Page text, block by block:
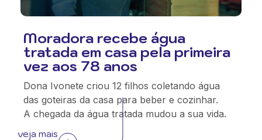
Moradora recebe água
tratada em casa pela primeira
vez aos 78 anos
Dona Ivonete criou 12 filhos coletando água
das goteiras da casa para beber e cozinhar.
A chegada da água tratada mudou a sua vida.
veja mais